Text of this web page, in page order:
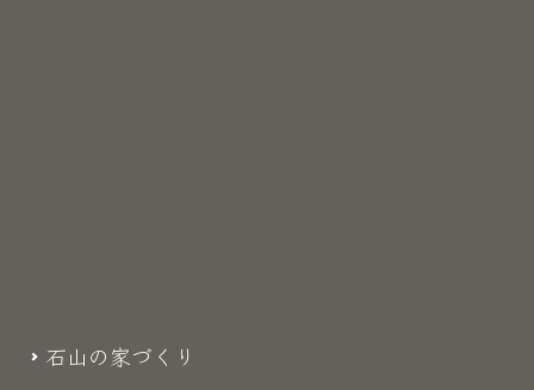
石山の家づくり